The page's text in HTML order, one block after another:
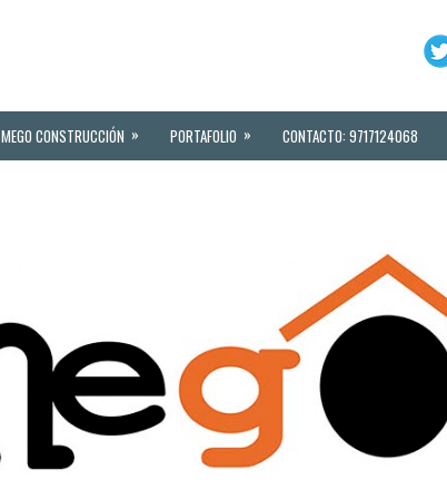
MEGO CONSTRUCCIÓN » PORTAFOLIO » CONTACTO: 9717124068